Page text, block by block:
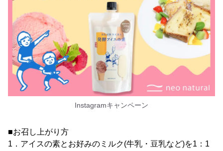
Instagramキャンペーン
■お召し上がり方
1．アイスの素とお好みのミルク(牛乳・豆乳など)を1：1